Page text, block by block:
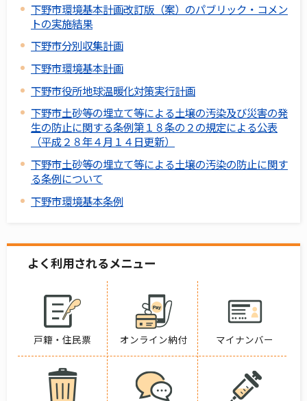
下野市環境基本計画改訂版（案）のパブリック・コメン
トの実施結果
下野市分別収集計画
下野市環境基本計画
下野市役所地球温暖化対策実行計画
下野市土砂等の埋立て等による土壌の汚染及び災害の発
生の防止に関する条例第１８条の２の規定による公表
（平成２８年４月１４日更新）
下野市土砂等の埋立て等による土壌の汚染の防止に関す
る条例について
下野市環境基本条例
よく利用されるメニュー
戸籍・住民票 オンライン納付 マイナンバー